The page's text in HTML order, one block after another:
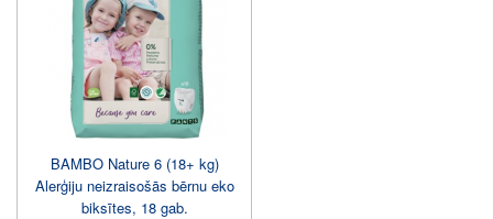
BAMBO Nature 6 (18+ kg)
Alerģiju neizraisošās bērnu eko
biksītes, 18 gab.